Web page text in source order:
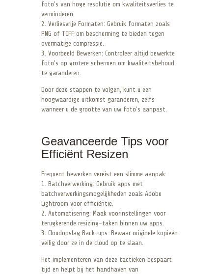
foto’s van hoge resolutie om kwaliteitsverlies te
verminderen.
2. Verliesvrije Formaten: Gebruik formaten zoals
PNG of TIFF om bescherming te bieden tegen
overmatige compressie.
3. Voorbeeld Bewerken: Controleer altijd bewerkte
foto’s op grotere schermen om kwaliteitsbehoud
te garanderen.
Door deze stappen te volgen, kunt u een
hoogwaardige uitkomst garanderen, zelfs
wanneer u de grootte van uw foto’s aanpast.
Geavanceerde Tips voor
Efficiënt Resizen
Frequent bewerken vereist een slimme aanpak:
1. Batchverwerking: Gebruik apps met
batchverwerkingsmogelijkheden zoals Adobe
Lightroom voor efficiëntie.
2. Automatisering: Maak voorinstellingen voor
terugkerende resizing-taken binnen uw apps.
3. Cloudopslag Back-ups: Bewaar originele kopieën
veilig door ze in de cloud op te slaan.
Het implementeren van deze tactieken bespaart
tijd en helpt bij het handhaven van